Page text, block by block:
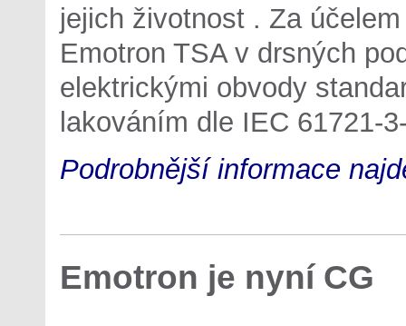
jejich životnost . Za
Emotron TSA v drsných
elektrickými obvody
lakováním dle IEC 61721-
Podrobnější informace
Emotron je nyní CG